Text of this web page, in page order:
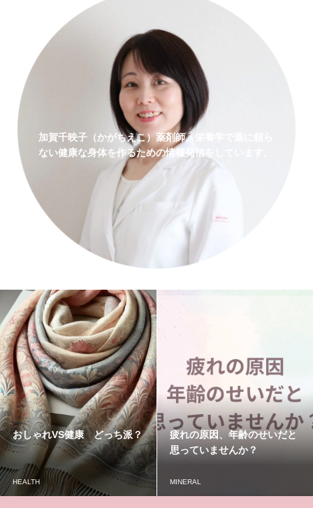
加賀千映子（かがちえこ）薬剤師。栄養学で薬に頼ら
ない健康な身体を作るための情報発信をしています。
おしゃれVS健康 どっち派？
HEALTH
疲れの原因、年齢のせいだと
思っていませんか？
MINERAL